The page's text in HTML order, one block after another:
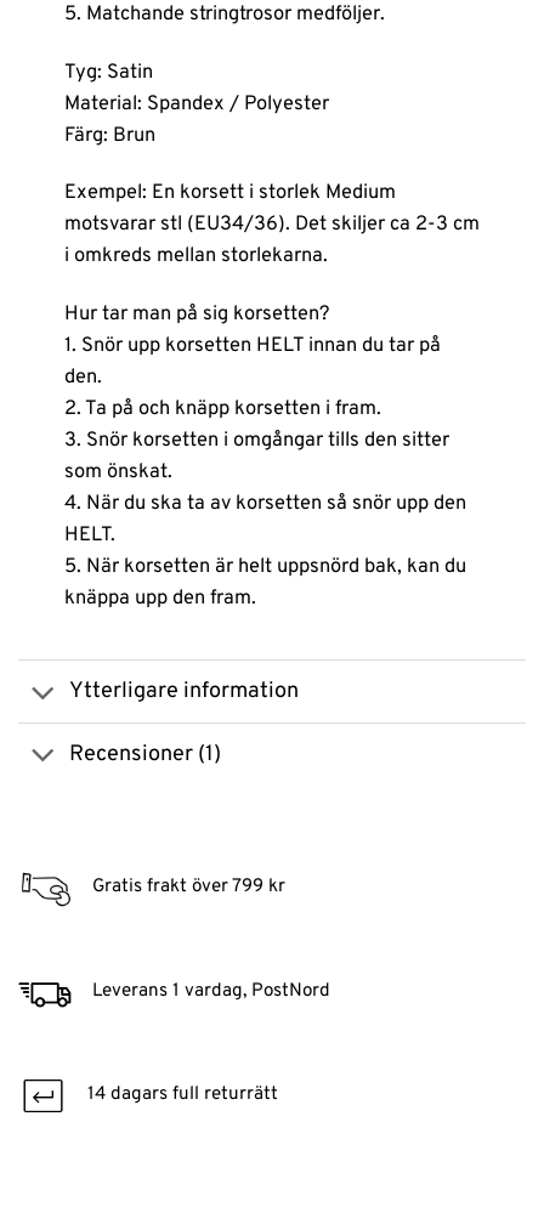
5. Matchande stringtrosor medföljer.
Tyg: Satin
Material: Spandex / Polyester
Färg: Brun
Exempel: En korsett i storlek Medium
motsvarar stl (EU34/36). Det skiljer ca 2-3 cm
i omkreds mellan storlekarna.
Hur tar man på sig korsetten?
1. Snör upp korsetten HELT innan du tar på
den.
2. Ta på och knäpp korsetten i fram.
3. Snör korsetten i omgångar tills den sitter
som önskat.
4. När du ska ta av korsetten så snör upp den
HELT.
5. När korsetten är helt uppsnörd bak, kan du
knäppa upp den fram.
Ytterligare information
Recensioner (1)
Gratis frakt över 799 kr
Leverans 1 vardag, PostNord
14 dagars full returrätt